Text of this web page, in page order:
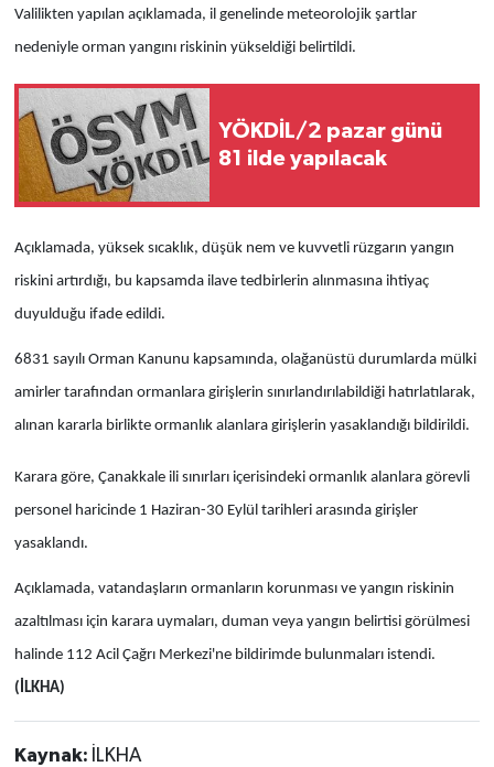
Valilikten yapılan açıklamada, il genelinde meteorolojik şartlar
nedeniyle orman yangını riskinin yükseldiği belirtildi.
YÖKDİL/2 pazar günü
81 ilde yapılacak
Açıklamada, yüksek sıcaklık, düşük nem ve kuvvetli rüzgarın yangın
riskini artırdığı, bu kapsamda ilave tedbirlerin alınmasına ihtiyaç
duyulduğu ifade edildi.
6831 sayılı Orman Kanunu kapsamında, olağanüstü durumlarda mülki
amirler tarafından ormanlara girişlerin sınırlandırılabildiği hatırlatılarak,
alınan kararla birlikte ormanlık alanlara girişlerin yasaklandığı bildirildi.
Karara göre, Çanakkale ili sınırları içerisindeki ormanlık alanlara görevli
personel haricinde 1 Haziran-30 Eylül tarihleri arasında girişler
yasaklandı.
Açıklamada, vatandaşların ormanların korunması ve yangın riskinin
azaltılması için karara uymaları, duman veya yangın belirtisi görülmesi
halinde 112 Acil Çağrı Merkezi'ne bildirimde bulunmaları istendi.
(İLKHA)
Kaynak: İLKHA